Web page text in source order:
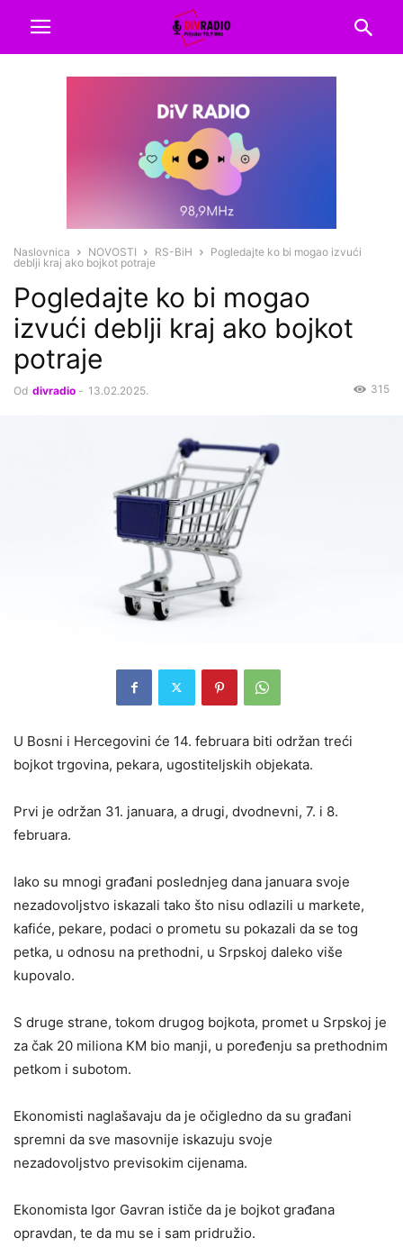
Naslovnica NOVOSTI RS-BiH
Pogledajte ko bi mogao izvući
deblji kraj ako bojkot potraje
Pogledajte ko bi mogao
izvući deblji kraj ako bojkot
potraje
Od divradio - 13.02.2025. 315
U Bosni i Hercegovini će 14. februara biti održan treći
bojkot trgovina, pekara, ugostiteljskih objekata.
Prvi je održan 31. januara, a drugi, dvodnevni, 7. i 8.
februara.
Iako su mnogi građani poslednjeg dana januara svoje
nezadovoljstvo iskazali tako što nisu odlazili u markete,
kafiće, pekare, podaci o prometu su pokazali da se tog
petka, u odnosu na prethodni, u Srpskoj daleko više
kupovalo.
S druge strane, tokom drugog bojkota, promet u Srpskoj je
za čak 20 miliona KM bio manji, u poređenju sa prethodnim
petkom i subotom.
Ekonomisti naglašavaju da je očigledno da su građani
spremni da sve masovnije iskazuju svoje
nezadovoljstvo previsokim cijenama.
Ekonomista Igor Gavran ističe da je bojkot građana
opravdan, te da mu se i sam pridružio.